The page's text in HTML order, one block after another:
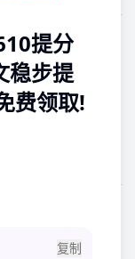
提分
稳步提
费领取!
复制